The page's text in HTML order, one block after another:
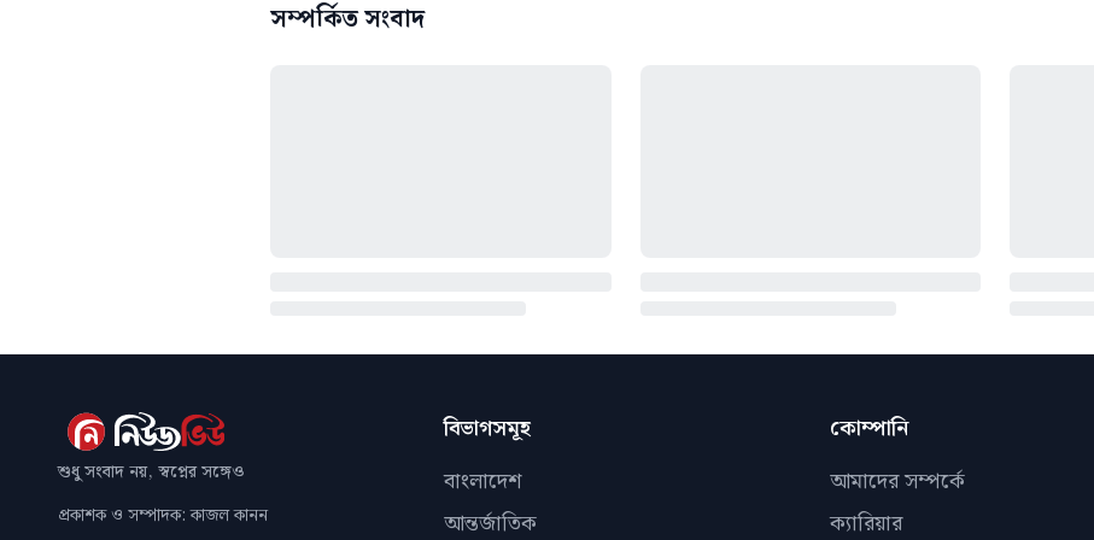
সম্পর্কিত সংবাদ
শুধু সংবাদ নয়, স্বপ্নের সঙ্গেও
প্রকাশক ও সম্পাদক: কাজল কানন
বিভাগসমূহ
বাংলাদেশ
আন্তর্জাতিক
কোম্পানি
আমাদের সম্পর্কে
ক্যারিয়ার